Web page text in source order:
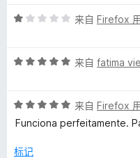
/评
/
来自 Firefox
评
/
5
来自 fatima
评
分
/
来自 Firefox
Funciona perfeitamente.
标记